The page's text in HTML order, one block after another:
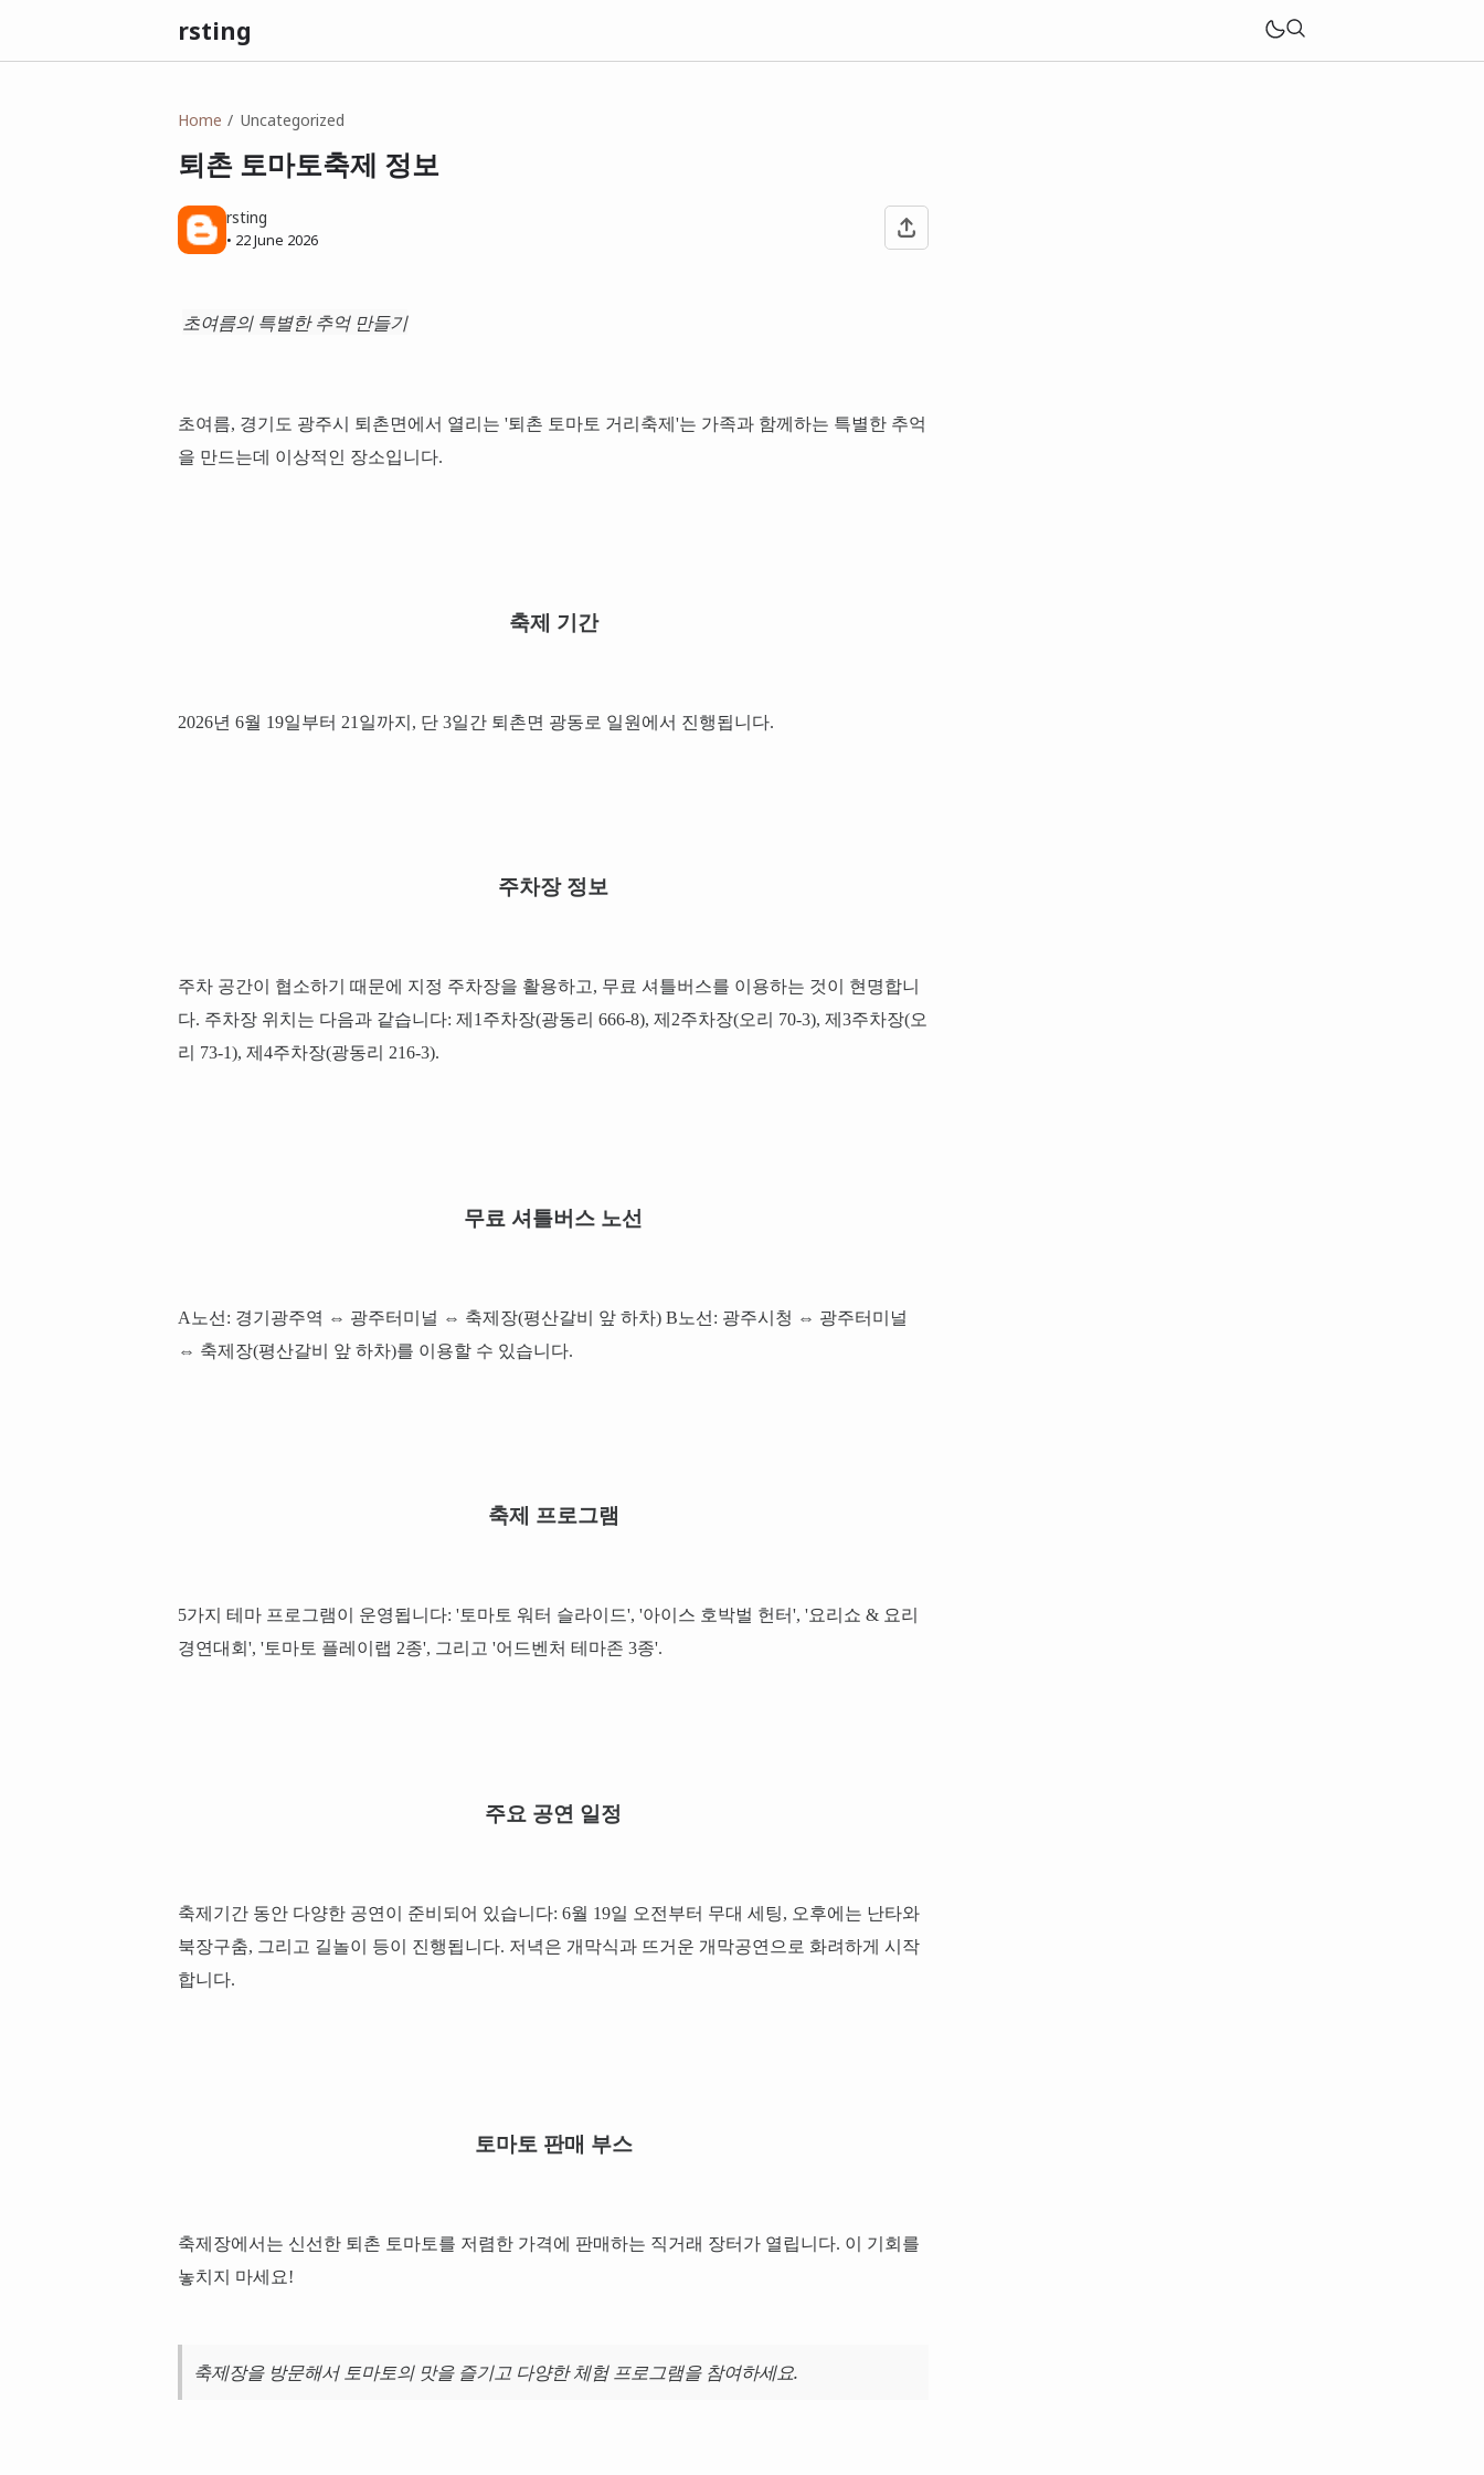
rsting
Home Uncategorized
퇴촌 토마토축제 정보
rsting
• 22 June 2026
초여름의 특별한 추억 만들기
초여름, 경기도 광주시 퇴촌면에서 열리는 '퇴촌 토마토 거리축제'는 가족과 함께하는 특별한 추억
을 만드는데 이상적인 장소입니다.
축제 기간
2026년 6월 19일부터 21일까지, 단 3일간 퇴촌면 광동로 일원에서 진행됩니다.
주차장 정보
주차 공간이 협소하기 때문에 지정 주차장을 활용하고, 무료 셔틀버스를 이용하는 것이 현명합니
다. 주차장 위치는 다음과 같습니다: 제1주차장(광동리 666-8), 제2주차장(오리 70-3), 제3주차장(오
리 73-1), 제4주차장(광동리 216-3).
무료 셔틀버스 노선
A노선: 경기광주역 ⇔ 광주터미널 ⇔ 축제장(평산갈비 앞 하차) B노선: 광주시청 ⇔ 광주터미널
⇔ 축제장(평산갈비 앞 하차)를 이용할 수 있습니다.
축제 프로그램
5가지 테마 프로그램이 운영됩니다: '토마토 워터 슬라이드', '아이스 호박벌 헌터', '요리쇼 & 요리
경연대회', '토마토 플레이랩 2종', 그리고 '어드벤처 테마존 3종'.
주요 공연 일정
축제기간 동안 다양한 공연이 준비되어 있습니다: 6월 19일 오전부터 무대 세팅, 오후에는 난타와
북장구춤, 그리고 길놀이 등이 진행됩니다. 저녁은 개막식과 뜨거운 개막공연으로 화려하게 시작
합니다.
토마토 판매 부스
축제장에서는 신선한 퇴촌 토마토를 저렴한 가격에 판매하는 직거래 장터가 열립니다. 이 기회를
놓치지 마세요!
축제장을 방문해서 토마토의 맛을 즐기고 다양한 체험 프로그램을 참여하세요.